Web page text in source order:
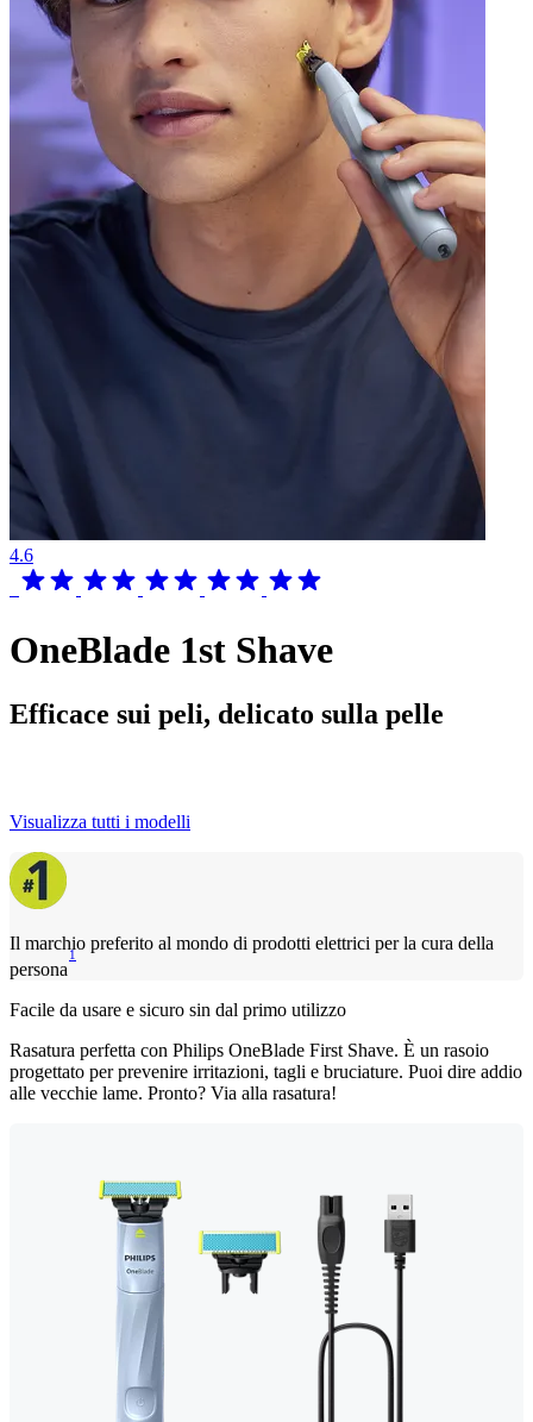
4.6
OneBlade 1st Shave
Efficace sui peli, delicato sulla pelle
Visualizza tutti i modelli
Il marchio preferito al mondo di prodotti elettrici per la cura della
persona
1
Facile da usare e sicuro sin dal primo utilizzo
Rasatura perfetta con Philips OneBlade First Shave. È un rasoio
progettato per prevenire irritazioni, tagli e bruciature. Puoi dire addio
alle vecchie lame. Pronto? Via alla rasatura!